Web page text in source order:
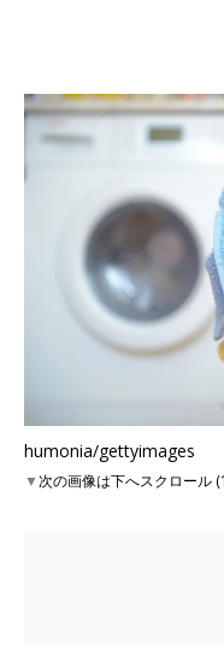
humonia/gettyimages
▼次の画像は下へスクロール